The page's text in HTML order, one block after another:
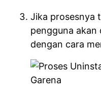
Jika prosesnya
pengguna akan
dengan cara